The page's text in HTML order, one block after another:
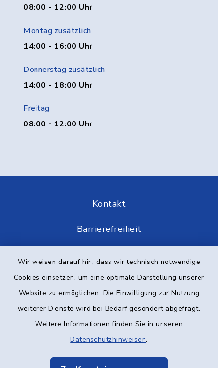
Wir weisen darauf hin, dass wir technisch notwendige
Cookies einsetzen, um eine optimale Darstellung unserer
Website zu ermöglichen. Die Einwilligung zur Nutzung
weiterer Dienste wird bei Bedarf gesondert abgefragt.
Weitere Informationen finden Sie in unseren
Datenschutzhinweisen.
08:00 - 12:00 Uhr
Montag zusätzlich
14:00 - 16:00 Uhr
Donnerstag zusätzlich
14:00 - 18:00 Uhr
Freitag
08:00 - 12:00 Uhr
Kontakt
Barrierefreiheit
Impressum
Elektronische Kommunikation
Sitemap
Cookie-Einstellungen